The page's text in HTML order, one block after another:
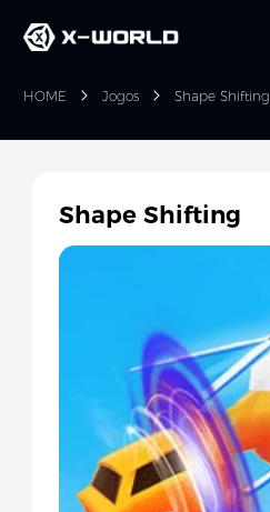
HOME Jogos Shape Shifting
Shape Shifting